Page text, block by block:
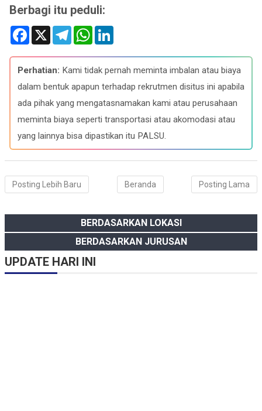
Berbagi itu peduli:
F
e
b
o
o
X
T
e
e
g
r
a
W
t
s
A
p
k
e
d
I
Perhatian: Kami tidak pernah meminta imbalan atau biaya
dalam bentuk apapun terhadap rekrutmen disitus ini apabila
ada pihak yang mengatasnamakan kami atau perusahaan
meminta biaya seperti transportasi atau akomodasi atau
yang lainnya bisa dipastikan itu PALSU.
Posting Lebih Baru Posting Lama
Beranda
BERDASARKAN LOKASI
BERDASARKAN JURUSAN
UPDATE HARI INI